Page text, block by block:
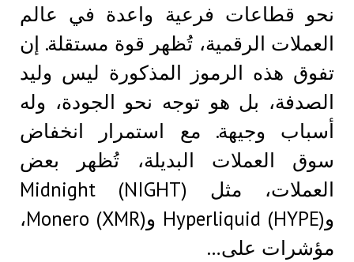
نحو قطاعات فرعية واعدة في عالم
العملات الرقمية، تُظهر قوة مستقلة. إن
تفوق هذه الرموز المذكورة ليس وليد
الصدفة، بل هو توجه نحو الجودة، وله
أسباب وجيهة. مع استمرار انخفاض
سوق العملات البديلة، تُظهر بعض
العملات، مثل Midnight (NIGHT)
وHyperliquid (HYPE) وMonero (XMR)،
مؤشرات على…